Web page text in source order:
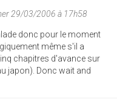
29/03/2006 à 17h58
donc pour le moment
même s'il a
chapitres d'avance sur
japon). Donc wait and